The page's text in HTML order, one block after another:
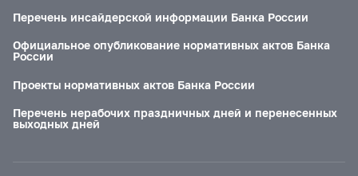
Перечень инсайдерской информации Банка России
Официальное опубликование нормативных актов Банка
России
Проекты нормативных актов Банка России
Перечень нерабочих праздничных дней и перенесенных
выходных дней